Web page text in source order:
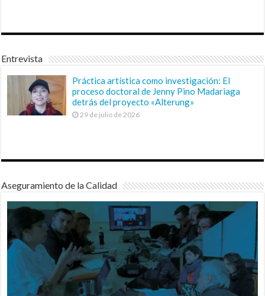
Entrevista
Práctica artística como investigación: El
proceso doctoral de Jenny Pino Madariaga
detrás del proyecto «Alterung»
29 de julio de 2026
Aseguramiento de la Calidad